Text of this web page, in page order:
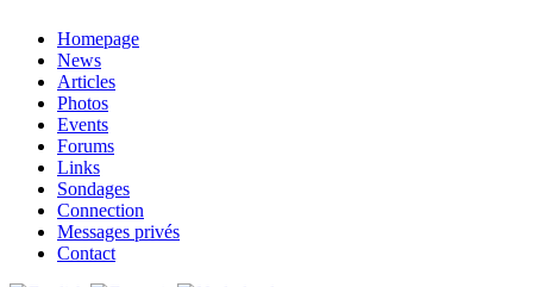
Homepage
News
Articles
Photos
Events
Forums
Links
Sondages
Connection
Messages privés
Contact